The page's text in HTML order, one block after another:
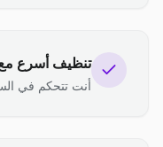
تنظيف أسرع
أنت تتحكم في